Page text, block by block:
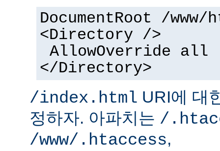
DocumentRoot /www/
<Directory />
AllowOverride all
</Directory>
/index.html URI에 대
정하자. 아파치는 /
/www/.htaccess,